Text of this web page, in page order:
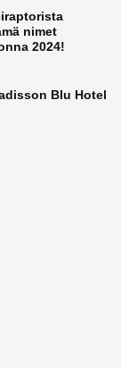
nimet
2024!
Blu Hotel